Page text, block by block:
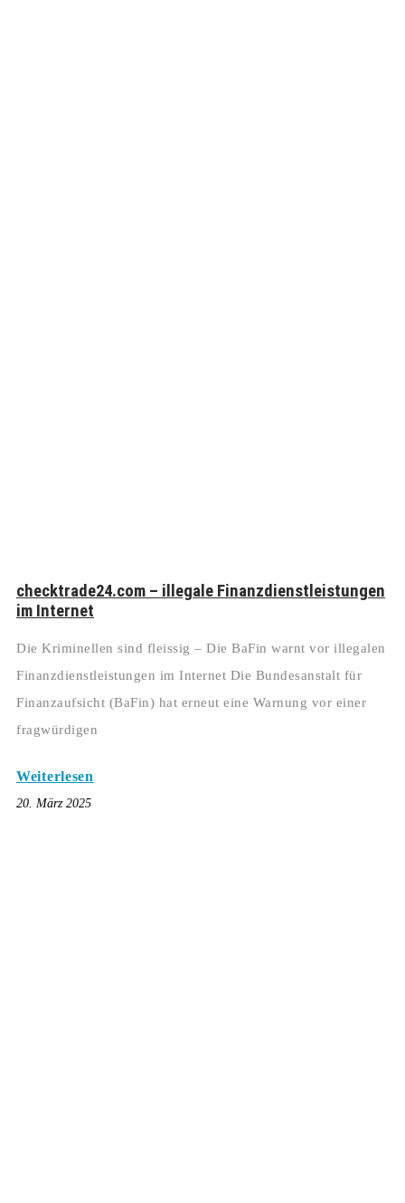
checktrade24.com – illegale Finanzdienstleistungen
im Internet
Die Kriminellen sind fleissig – Die BaFin warnt vor illegalen
Finanzdienstleistungen im Internet Die Bundesanstalt für
Finanzaufsicht (BaFin) hat erneut eine Warnung vor einer
fragwürdigen
Weiterlesen
20. März 2025